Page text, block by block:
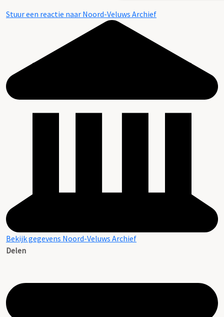
Stuur een reactie naar Noord-Veluws Archief
Bekijk gegevens Noord-Veluws Archief
Delen